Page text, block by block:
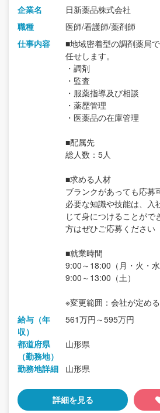
企業名
日新薬品株式会社
職種
医師/看護師/薬剤師
仕事内容
■地域密着型の調剤薬局
任せします。
・調剤
・監査
・服薬指導及び相談
・薬歴管理
・医薬品の在庫管理
■配属先
総人数：5人
■求める人材
ブランクがあっても応募
必要な知識や技能は、入
じて身につけることがで
方はぜひご応募ください
■就業時間
9:00～18:00（月・火・水
9:00～13:00（土）
※変更範囲：会社が定め
給与（年
収）
561万円～595万円
都道府県
（勤務地）
山形県
勤務地詳細 山形県
詳細を見る